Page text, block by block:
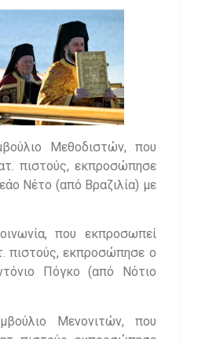
Μεθοδιστών, που
πιστούς, εκπροσώπησε
Νέτο (από Βραζιλία) με
που εκπροσωπεί
πιστούς, εκπροσώπησε ο
Πόγκο (από Νότιο
Μενονιτών, που